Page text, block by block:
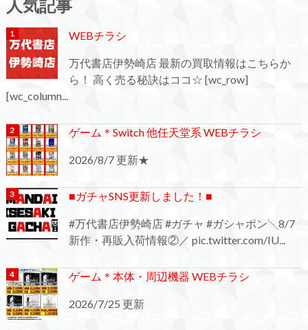
人気記事
WEBチラシ
万代書店伊勢崎店 最新の買取情報はこちらか
ら！ 高く売る秘訣はココ☆ [wc_row]
[wc_column...
ゲーム＊Switch 他任天堂系 WEBチラシ
2026/8/7 更新★
■ガチャSNS更新しました！■
#万代書店伊勢崎店 #ガチャ #ガシャポン╲8/7
新作・再販入荷情報②／ pic.twitter.com/IU...
ゲーム＊本体・周辺機器 WEBチラシ
2026/7/25 更新